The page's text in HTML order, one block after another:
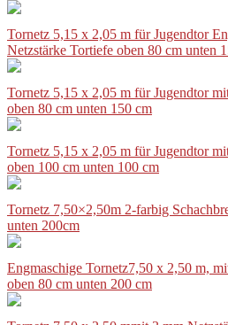
Tornetz 5,15 x 2,05 m für Jugendtor
Netzstärke Tortiefe oben 80 cm unten
Tornetz 5,15 x 2,05 m für Jugendtor
oben 80 cm unten 150 cm
Tornetz 5,15 x 2,05 m für Jugendtor
oben 100 cm unten 100 cm
Tornetz 7,50×2,50m 2-farbig
unten 200cm
Engmaschige Tornetz7,50 x 2,50 m,
oben 80 cm unten 200 cm